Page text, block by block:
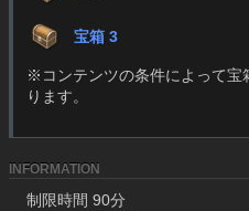
宝箱 3
※コンテンツの条件によって宝
ります。
INFORMATION
制限時間 90分